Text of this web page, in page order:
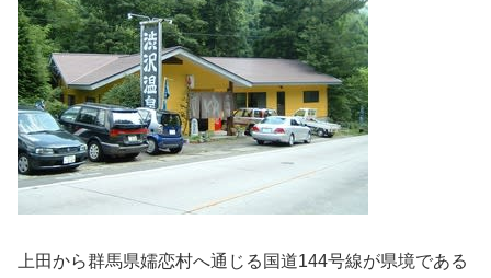
上田から群馬県嬬恋村へ通じる国道144号線が県境である